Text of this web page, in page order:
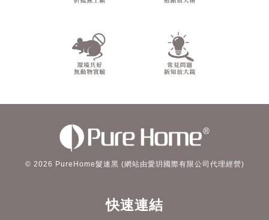
© 2026 PureHome髮速黑 (網站由愛玥國際有限公司代理經營)
快速連結